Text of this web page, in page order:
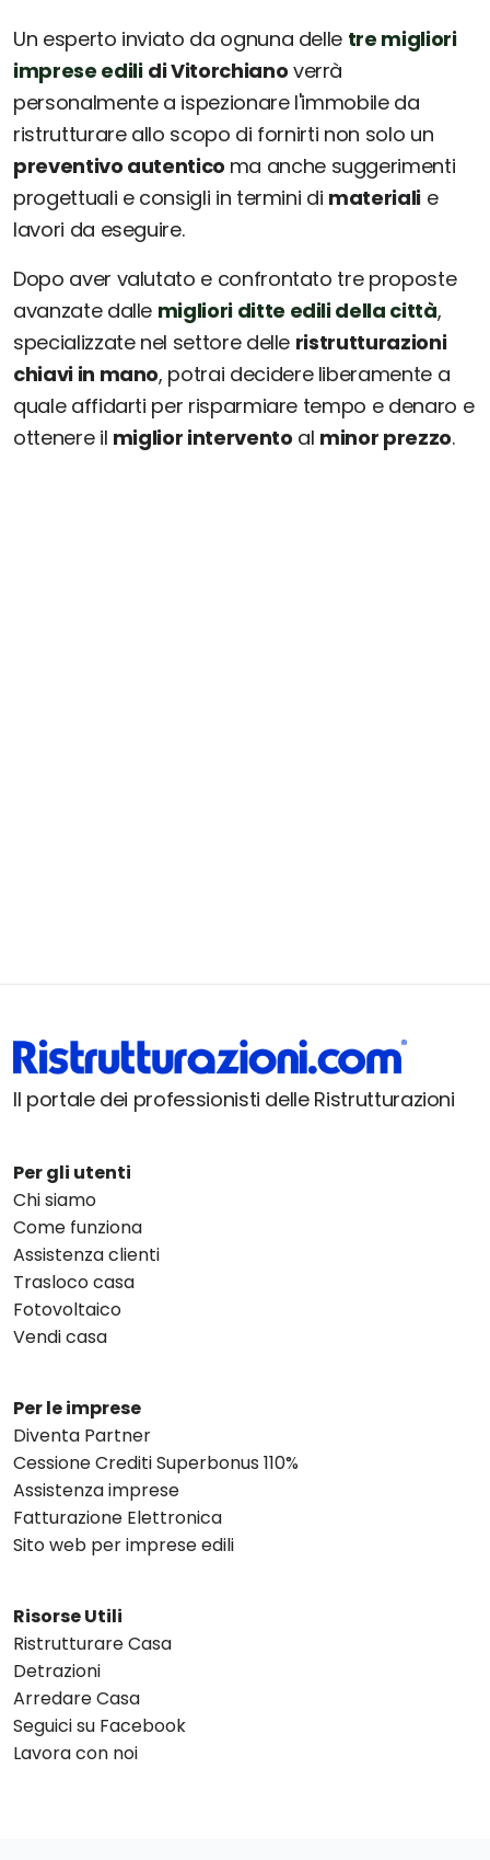
Un esperto inviato da ognuna delle tre migliori
imprese edili di Vitorchiano verrà
personalmente a ispezionare l'immobile da
ristrutturare allo scopo di fornirti non solo un
preventivo autentico ma anche suggerimenti
progettuali e consigli in termini di materialie
lavori da eseguire.
Dopo aver valutato e confrontato tre proposte
avanzate dalle migliori ditte edili della città,
specializzate nel settore delle ristrutturazioni
chiavi in mano, potrai decidere liberamente a
quale affidarti per risparmiare tempo e denaro e
ottenere il miglior intervento al minor prezzo.
Il portale dei professionisti delle Ristrutturazioni
Per gli utenti
Chi siamo
Come funziona
Assistenza clienti
Trasloco casa
Fotovoltaico
Vendi casa
Per le imprese
Diventa Partner
Cessione Crediti Superbonus 110%
Assistenza imprese
Fatturazione Elettronica
Sito web per imprese edili
Risorse Utili
Ristrutturare Casa
Detrazioni
Arredare Casa
Seguici su Facebook
Lavora con noi